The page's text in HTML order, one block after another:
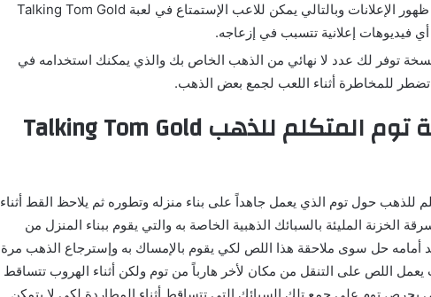
لتحميلها, حيث تم بها حجب ظهور الإعلانات وبالتالي يمكن للاعب الإستمتاع في لعبة Talking Tom Gold
توفر لك عدد لا نهائي من الذهب الخاص بك والذي يمكنك استخدامه في
تضطر للمخاطرة أثناء اللعب لجمع بعض الذهب.
فكرة لعبة ملاحقة توم المتكلم للذهب Talking Tom Gold
للذهب حول توم الذي يعمل جاهداً على بناء منزله وتطوره ثم يلاحظ القط أثناء
الخزنة المليئة بالسبائك الذهبية الخاصة به والتي يقوم ببناء المنزل من
أمامه حل سوى ملاحقة هذا اللص لكي يقوم بالإمساك به وإسترجاع الذهب مرة
يعمل اللص على التنقل من مكان لأخر هارباً من توم ولكن أثناء الهروب تتساقط